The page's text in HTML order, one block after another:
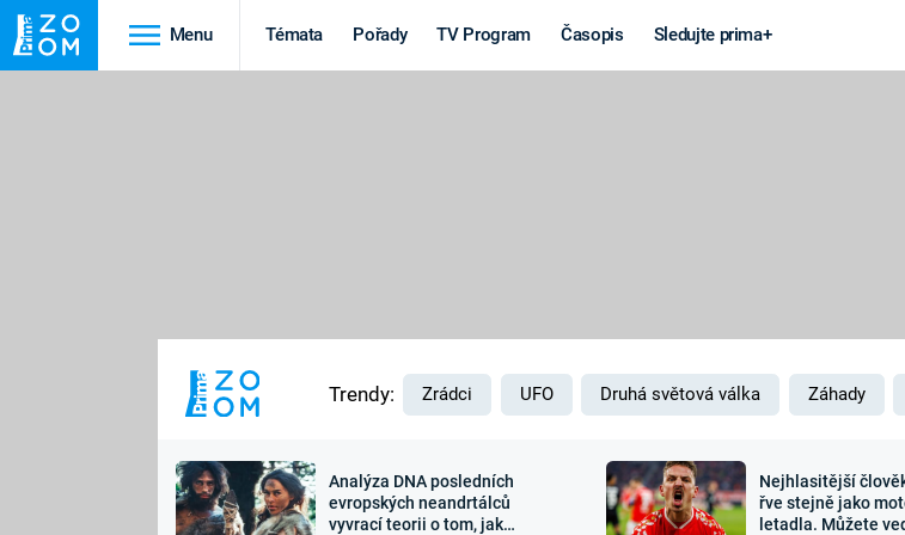
Menu Témata Pořady TV Program Časopis Sledujte prima+
MARS
Výročí
Záhady a
Trendy: Zrádci UFO Druhá světová válka Záhady
Analýza DNA posledních
evropských neandrtálců
vyvrací teorii o tom, jak
Nejhlasitější
řve stejně jako
letadla. Můžete